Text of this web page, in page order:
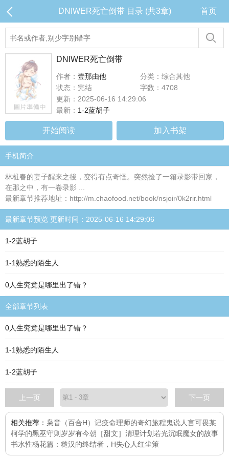
DNIWER死亡倒带 目录 (共3章) 首页
DNIWER死亡倒带
作者： 壹那由他
分类：综合其他
状态：完结
字数：4708
更新：2025-06-16 14:29:06
最新： 1-2蓝胡子
开始阅读 加入书架
手机简介
林桩春的妻子醒来之後，变得有点奇怪。突然捡了一箱录影带回家，
在那之中，有一卷录影 ...
最新章节推荐地址：http://m.chaofood.net/book/nsjoir/0k2rir.html
最新章节预览 更新时间：2025-06-16 14:29:06
1-2蓝胡子
1-1熟悉的陌生人
0人生究竟是哪里出了错？
全部章节列表
0人生究竟是哪里出了错？
1-1熟悉的陌生人
1-2蓝胡子
上一页 下一页
相关推荐： 枭音（百合H） 记疫命理师的奇幻旅程鬼说人言可畏某
柯学的黑巫守则岁岁有今朝［甜文］ 清理计划若光沉眠魔女的故事
书水性杨花篇：糙汉的终结者，H失心人红尘策